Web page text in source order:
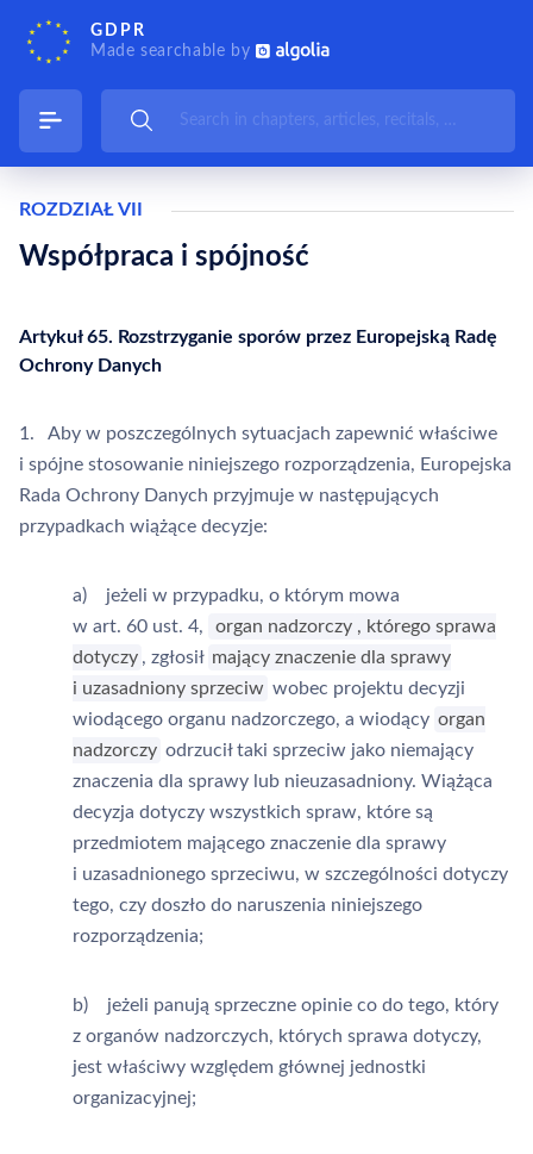
GDPR
Made searchable by
ROZDZIAŁ VII
Współpraca i spójność
Artykuł 65. Rozstrzyganie sporów przez Europejską Radę
Ochrony Danych
1. Aby w poszczególnych sytuacjach zapewnić właściwe
i spójne stosowanie niniejszego rozporządzenia, Europejska
Rada Ochrony Danych przyjmuje w następujących
przypadkach wiążące decyzje:
a) jeżeli w przypadku, o którym mowa
w art. 60 ust. 4,
organ nadzorczy , którego sprawa
dotyczy , zgłosił mający znaczenie dla sprawy
i uzasadniony sprzeciw wobec projektu decyzji
wiodącego organu nadzorczego, a wiodący organ
nadzorczy odrzucił taki sprzeciw jako niemający
znaczenia dla sprawy lub nieuzasadniony. Wiążąca
decyzja dotyczy wszystkich spraw, które są
przedmiotem mającego znaczenie dla sprawy
i uzasadnionego sprzeciwu, w szczególności dotyczy
tego, czy doszło do naruszenia niniejszego
rozporządzenia;
b) jeżeli panują sprzeczne opinie co do tego, który
z organów nadzorczych, których sprawa dotyczy,
jest właściwy względem głównej jednostki
organizacyjnej;